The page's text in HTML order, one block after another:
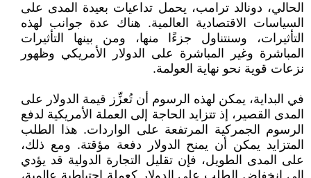
الحالي، دونالد ترامب، يحمل تداعيات بعيدة المدى على
السياسات الاقتصادية العالمية. هناك عدة جوانب لهذه
التأثيرات، وسنتناول جزءًا منها، ومن بينها التأثيرات
المباشرة وغير المباشرة على الدولار الأمريكي وظهور
نزعات قوية نحو نهاية العولمة.
في البداية، يمكن لهذه الرسوم أن تُعزِّز قيمة الدولار على
المدى القصير، إذ تتزايد الحاجة إلى العملة الأمريكية لدفع
الرسوم الجمركية المرتفعة على الواردات. هذا الطلب
المتزايد يمكن أن يمنح الدولار دفعة مؤقتة. ومع ذلك،
على المدى الطويل، فإن تقليل التجارة الدولية قد يؤدي